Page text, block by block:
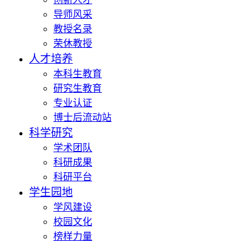
导师风采
教授名录
荣休教授
人才培养
本科生教育
研究生教育
专业认证
博士后流动站
科学研究
学术团队
科研成果
科研平台
学生园地
学风建设
校园文化
榜样力量